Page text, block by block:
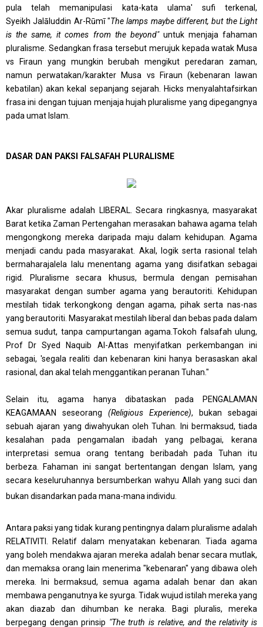
pula telah memanipulasi kata-kata ulama' sufi terkenal,
Syeikh Jalāluddin Ar-Rūmī"The lamps maybe different, but the Light
is the same, it comes from the beyond" untuk menjaja fahaman
pluralisme . Sedangkan frasa tersebut merujuk kepada watak Musa
vs Firaun yang mungkin berubah mengikut peredaran zaman,
namun perwatakan/karakter Musa vs Firaun (kebenaran lawan
kebatilan) akan kekal sepanjang sejarah. Hicks menyalahtafsirkan
frasa ini dengan tujuan menjaja hujah pluralisme yang dipegangnya
pada umat Islam.
DASAR DAN PAKSI FALSAFAH PLURALISME
Akar pluralisme adalah LIBERAL. Secara ringkasnya, masyarakat
Barat ketika Zaman Pertengahan merasakan bahawa agama telah
mengongkong mereka daripada maju dalam kehidupan. Agama
menjadi candu pada masyarakat. Akal, logik serta rasional telah
bermaharajalela lalu menentang agama yang disifatkan sebagai
rigid. Pluralisme secara khusus, bermula dengan pemisahan
masyarakat dengan sumber agama yang berautoriti. Kehidupan
mestilah tidak terkongkong dengan agama, pihak serta nas-nas
yang berautoriti. Masyarakat mestilah liberal dan bebas pada dalam
semua sudut, tanpa campurtangan agama.Tokoh falsafah ulung,
Prof Dr Syed Naquib Al-Attas menyifatkan perkembangan ini
sebagai, 'segala realiti dan kebenaran kini hanya berasaskan akal
rasional, dan akal telah menggantikan peranan Tuhan."
Selain itu, agama hanya dibataskan pada PENGALAMAN
KEAGAMAAN seseorang (Religious Experience), bukan sebagai
sebuah ajaran yang diwahyukan oleh Tuhan. Ini bermaksud, tiada
kesalahan pada pengamalan ibadah yang pelbagai, kerana
interpretasi semua orang tentang beribadah pada Tuhan itu
berbeza. Fahaman ini sangat bertentangan dengan Islam, yang
secara keseluruhannya bersumberkan wahyu Allah yang suci dan
bukan disandarkan pada mana-mana individu.
Antara paksi yang tidak kurang pentingnya dalam pluralisme adalah
RELATIVITI. Relatif dalam menyatakan kebenaran. Tiada agama
yang boleh mendakwa ajaran mereka adalah benar secara mutlak,
dan memaksa orang lain menerima "kebenaran" yang dibawa oleh
mereka. Ini bermaksud, semua agama adalah benar dan akan
membawa penganutnya ke syurga. Tidak wujud istilah mereka yang
akan diazab dan dihumban ke neraka. Bagi pluralis, mereka
berpegang dengan prinsip "The truth is relative, and the relativity is